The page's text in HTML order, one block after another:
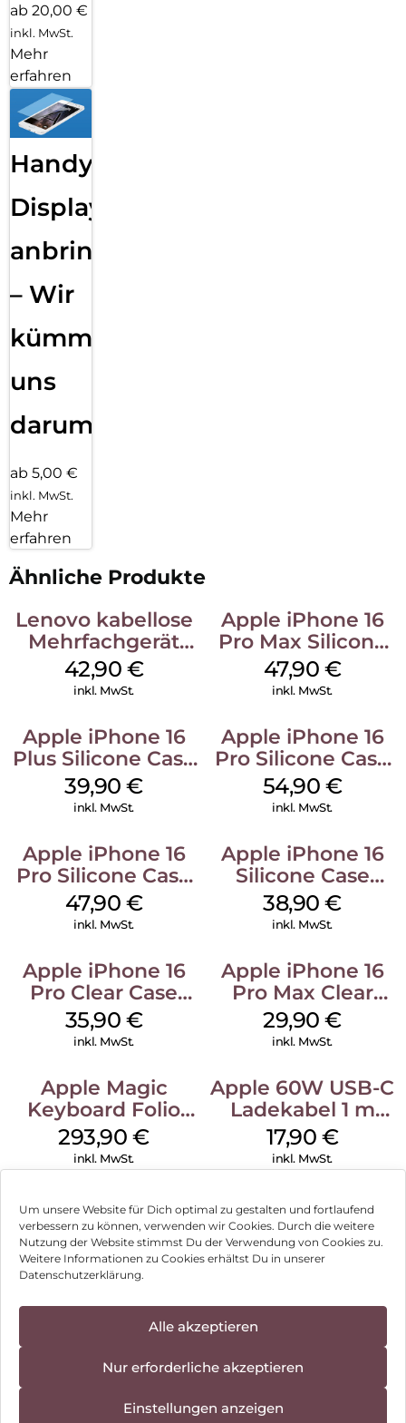
Um unsere Website für Dich optimal zu gestalten und fortlaufend
verbessern zu können, verwenden wir Cookies. Durch die weitere
Nutzung der Website stimmst Du der Verwendung von Cookies zu.
Weitere Informationen zu Cookies erhältst Du in unserer
Datenschutzerklärung.
Alle akzeptieren
Nur erforderliche akzeptieren
Einstellungen anzeigen
ab 20,00 €
inkl. MwSt.
Mehr
erfahren
Handy
Displayfolie
anbringen
– Wir
kümmern
uns
darum!
ab 5,00 €
inkl. MwSt.
Mehr
erfahren
Ähnliche Produkte
Lenovo kabellose
Mehrfachgerät
Luna Grey
42,90 €
inkl. MwSt.
Apple iPhone 16
Pro Max Silicone
Case MagSafe
Black
47,90 €
inkl. MwSt.
Apple iPhone 16
Plus Silicone Case
MagSafe Plum
39,90€
inkl. MwSt.
Apple iPhone 16
Pro Silicone Case
MagSafe Black
54,90 €
inkl. MwSt.
Apple iPhone 16
Pro Silicone Case
MagSafe Denim
47,90 €
inkl. MwSt.
Apple iPhone 16
Silicone Case
MagSafe
Ultramarine
38,90€
inkl. MwSt.
Apple iPhone 16
Pro Clear Case
MagSafe
Transparent
35,90 €
inkl. MwSt.
Apple iPhone 16
Pro Max Clear
Case MagSafe
Transparent
29,90€
inkl. MwSt.
Apple Magic
Keyboard Folio
iPad 10.9″ (10.Gen.)
Weiß
293,90€
inkl. MwSt.
Apple 60W USB-C
Ladekabel 1 m
Weiß
17,90 €
inkl. MwSt.
Impressum
Hinweis zur Batterieentsorgung